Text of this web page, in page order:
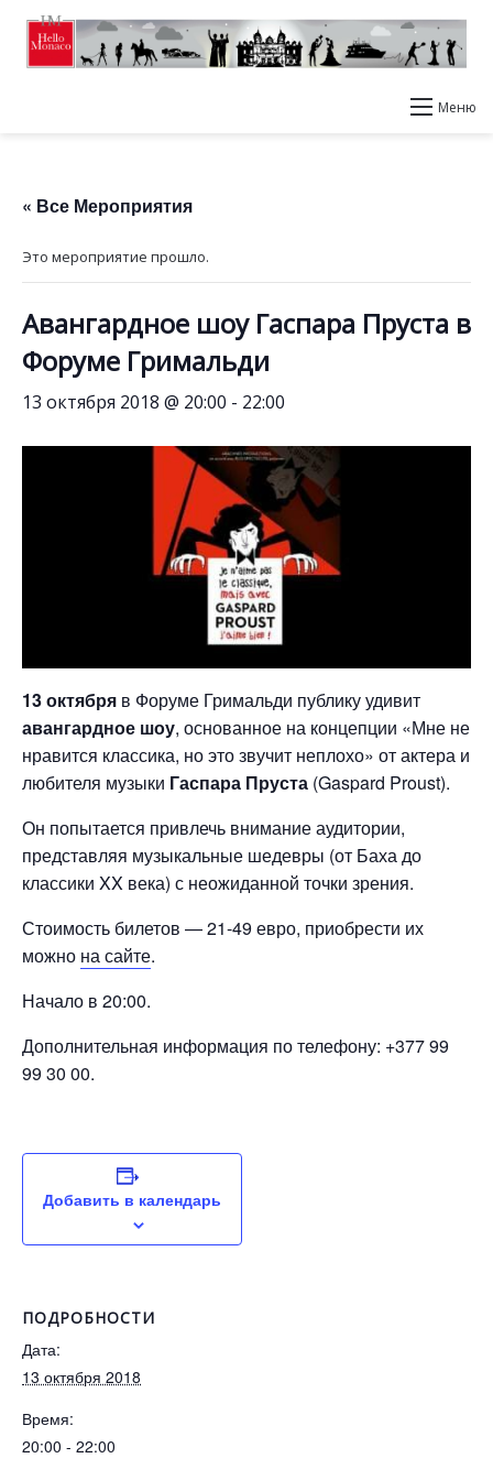
Меню
« Все Мероприятия
Это мероприятие прошло.
Авангардное шоу Гаспара Пруста в
Форуме Гримальди
13 октября 2018 @ 20:00 - 22:00
13 октября в Форуме Гримальди публику удивит
авангардное шоу, основанное на концепции «Мне не
нравится классика, но это звучит неплохо» от актера и
любителя музыки Гаспара Пруста (Gaspard Proust).
Он попытается привлечь внимание аудитории,
представляя музыкальные шедевры (от Баха до
классики XX века) с неожиданной точки зрения.
Стоимость билетов — 21-49 евро, приобрести их
можно на сайте.
Начало в 20:00.
Дополнительная информация по телефону: +377 99
99 30 00.
Добавить в календарь
ПОДРОБНОСТИ
Дата:
13 октября 2018
Время:
20:00 - 22:00